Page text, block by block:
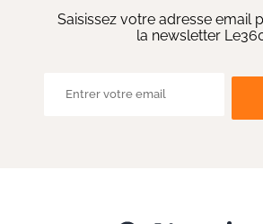
Saisissez votre adresse email
la newsletter